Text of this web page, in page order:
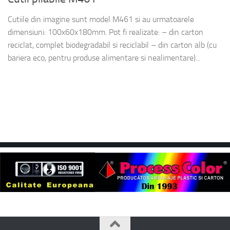
Cutiile din imagine sunt model M461 si au urmatoarele
dimensiuni: 100x60x180mm. Pot fi realizate: – din carton
reciclat, complet biodegradabil si reciclabil – din carton alb (cu
bariera eco, pentru produse alimentare si nealimentare)...